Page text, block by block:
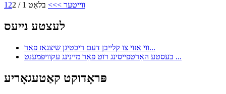
1 2 ווייטער >>> בלאַט 1 / 2
לעצטע נייעס
ווי אזוי צו קלייבן דעם ריכטיגן שיצגאז פאר...
בעסטע האַרטפייסינג רוט פֿאַר מיינינג עקוויפּמענט ...
פּראָדוקט קאַטעגאָריע